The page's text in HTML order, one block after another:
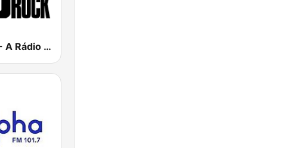
89 FM - A Rádio Rock